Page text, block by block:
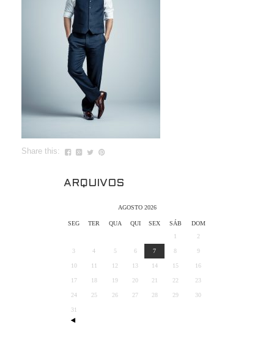
Share this:
ARQUIVOS
AGOSTO 2026
SEG TER QUA QUI SEX SÁB
DOM
1
2
3 4 5 6 7 8 9
10 11 12 13 14 15 16
17 18 19 20 21 22 23
24 25 26 27 28 29 30
31